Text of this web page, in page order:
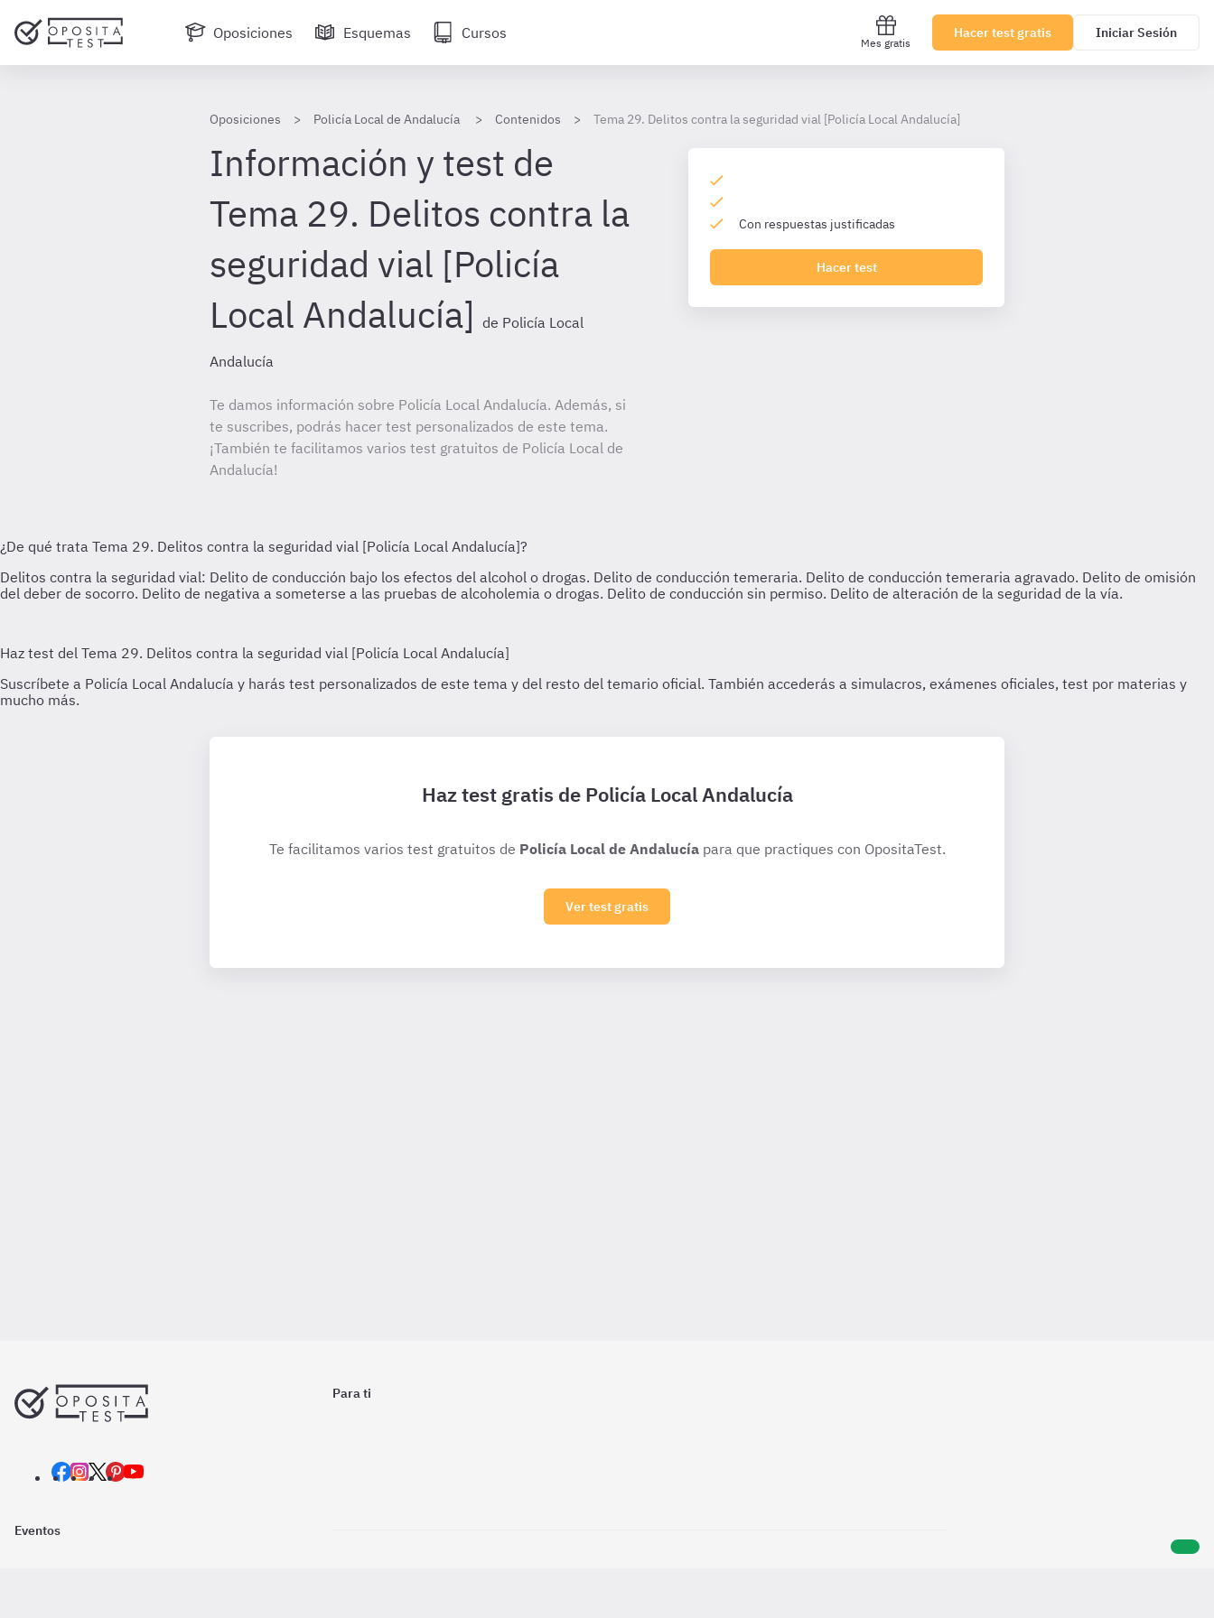
Oposiciones Esquemas Cursos
Mes gratis
Hacer test gratis Iniciar Sesión
Oposiciones Policía Local de Andalucía Contenidos Tema 29. Delitos contra la seguridad vial [Policía Local Andalucía]
Información y test de
Tema 29. Delitos contra la
seguridad vial [Policía
Local Andalucía] de Policía Local
Andalucía
Te damos información sobre Policía Local Andalucía. Además, si
te suscribes, podrás hacer test personalizados de este tema.
¡También te facilitamos varios test gratuitos de Policía Local de
Andalucía!
Con respuestas justificadas
Hacer test
Haz test gratis de Policía Local Andalucía
Te facilitamos varios test gratuitos de Policía Local de Andalucíapara que practiques con OpositaTest.
Ver test gratis
Para ti
Eventos